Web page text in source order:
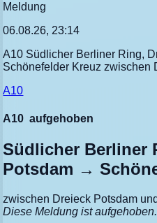
Meldung
06.08.26, 23:14
A10 Südlicher Berliner Ring,
Schönefelder Kreuz zwischen
A10
A10 aufgehoben
Südlicher Berliner
Potsdam →
zwischen Dreieck Potsdam
Diese Meldung ist